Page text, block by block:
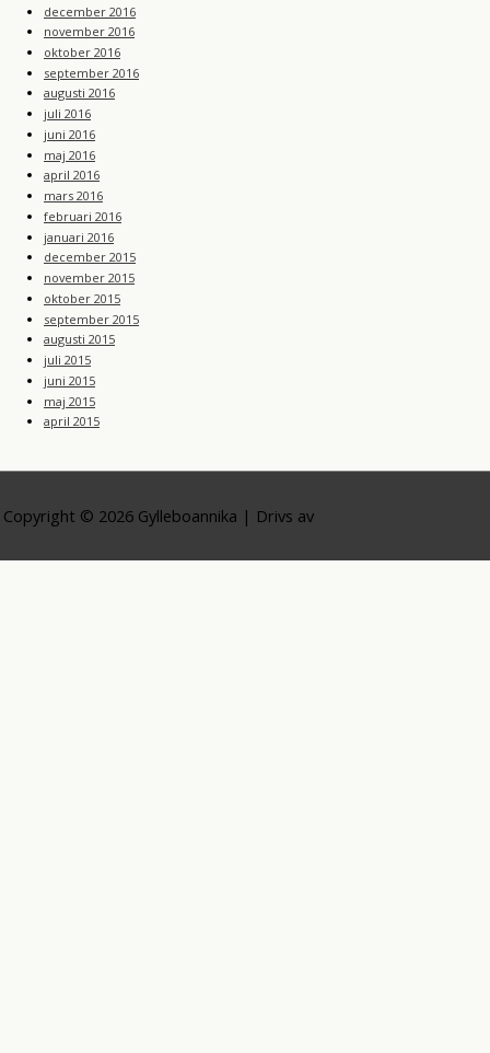
december 2016
november 2016
oktober 2016
september 2016
augusti 2016
juli 2016
juni 2016
maj 2016
april 2016
mars 2016
februari 2016
januari 2016
december 2015
november 2015
oktober 2015
september 2015
augusti 2015
juli 2015
juni 2015
maj 2015
april 2015
Copyright © 2026 Gylleboannika | Drivs av